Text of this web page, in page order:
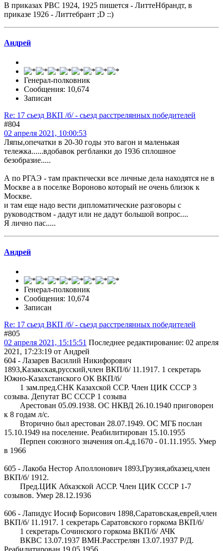
В приказах РВС 1924, 1925 пишется - ЛиттеНбрандт, в
приказе 1926 - Литтебрант ;D ::)
Андрей
Генерал-полковник
Сообщения: 10,674
Записан
Re: 17 сьезд ВКП /б/ - сьезд расстрелянных победителей
#804
02 апреля 2021, 10:00:53
Ляпы,опечатки в 20-30 годы это вагон и маленькая
тележка......вдобавок регбланки до 1936 сплошное
безобразие.....
А по РГАЭ - там практически все личные дела находятся не в
Москве а в поселке Вороново который не очень близок к
Москве.
и там еще надо вести дипломатические разговоры с
руководством - дадут или не дадут большой вопрос....
Я лично пас.....
Андрей
Генерал-полковник
Сообщения: 10,674
Записан
Re: 17 сьезд ВКП /б/ - сьезд расстрелянных победителей
#805
02 апреля 2021, 15:15:51 Последнее редактирование: 02 апреля
2021, 17:23:19 от Андрей
604 - Лазарев Василий Никифорович
1893,Казакская,русский,член ВКП/б/ 11.1917. 1 секретарь
Южно-Казахстанского ОК ВКП/б/
1 зам.пред.СНК Казахской ССР. Член ЦИК СССР 3
созыва. Депутат ВС СССР 1 созыва
Арестован 05.09.1938. ОС НКВД 26.10.1940 приговорен
к 8 годам л/с.
Вторично был арестован 28.07.1949. ОС МГБ послан
15.10.1949 на поселение. Реабилитирован 15.10.1955
Перпен союзного значения оп.4,д.1670 - 01.11.1955. Умер
в 1966
605 - Лакоба Нестор Аполлонович 1893,Грузия,абхазец,член
ВКП/б/ 1912.
Пред.ЦИК Абхазской АССР. Член ЦИК СССР 1-7
созывов. Умер 28.12.1936
606 - Лапидус Иосиф Борисович 1898,Саратовская,еврей,член
ВКП/б/ 11.1917. 1 секретарь Саратовского горкома ВКП/б/
1 секретарь Сочинского горкома ВКП/б/ АЧК
ВКВС 13.07.1937 ВМН.Расстрелян 13.07.1937 Р/Д.
Реабилитирован 19.05.1956